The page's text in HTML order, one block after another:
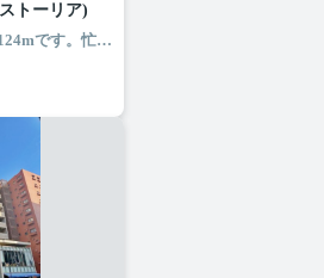
トーリア)
名古屋東片端郵便局まで124mです。忙しい朝でも鏡を見ながらサッと身支度を整えることができる独立洗面台があります。共用部には敷地内ごみ置き場・エレベータなどが揃っており、とても充実しています。ぜひご覧いただきたい賃貸物件です。名古屋市東区エリアと名古屋市営桜通線高岳付近のお部屋探しなら当社へ。あなたからのお問い合せをスタッフ一同お待ちしております。